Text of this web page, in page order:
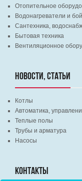
Отопительное
Водонагреватели и
Сантехника,
Бытовая техника
Вентиляционное
НОВОСТИ, СТАТЬИ
Котлы
Автоматика,
Теплые полы
Трубы и арматура
Насосы
КОНТАКТЫ